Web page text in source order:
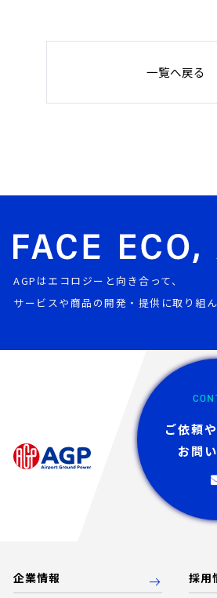
一覧へ戻る
AGPはエコロジーと向き合って、
サービスや商品の開発・提供に取り組ん
ご依頼
お問
企業情報 採用